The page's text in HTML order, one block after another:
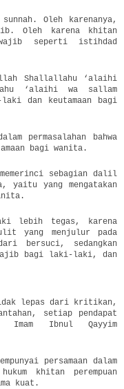
Oleh karenanya,
Oleh karena khitan
seperti istihdad
Shallallahu ‘alaihi
‘alaihi wa sallam
dan keutamaan bagi
permasalahan bahwa
bagi wanita.
sebagian dalil
yaitu yang mengatakan
lebih tegas, karena
yang menjulur pada
bersuci, sedangkan
bagi laki-laki, dan
lepas dari kritikan,
setiap pendapat
Imam Ibnul Qayyim
persamaan dalam
khitan perempuan
kuat.